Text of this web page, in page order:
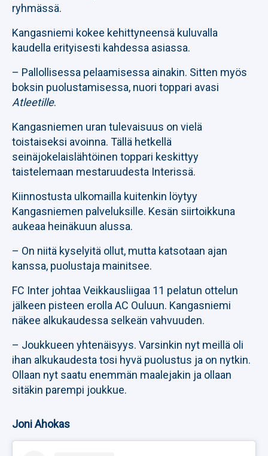
ryhmässä.
Kangasniemi kokee kehittyneensä kuluvalla
kaudella erityisesti kahdessa asiassa.
– Pallollisessa pelaamisessa ainakin. Sitten myös
boksin puolustamisessa, nuori toppari avasi
Atleetille.
Kangasniemen uran tulevaisuus on vielä
toistaiseksi avoinna. Tällä hetkellä
seinäjokelaislähtöinen toppari keskittyy
taistelemaan mestaruudesta Interissä.
Kiinnostusta ulkomailla kuitenkin löytyy
Kangasniemen palveluksille. Kesän siirtoikkuna
aukeaa heinäkuun alussa.
– On niitä kyselyitä ollut, mutta katsotaan ajan
kanssa, puolustaja mainitsee.
FC Inter johtaa Veikkausliigaa 11 pelatun ottelun
jälkeen pisteen erolla AC Ouluun. Kangasniemi
näkee alkukaudessa selkeän vahvuuden.
– Joukkueen yhtenäisyys. Varsinkin nyt meillä oli
ihan alkukaudesta tosi hyvä puolustus ja on nytkin.
Ollaan nyt saatu enemmän maalejakin ja ollaan
sitäkin parempi joukkue.
Joni Ahokas